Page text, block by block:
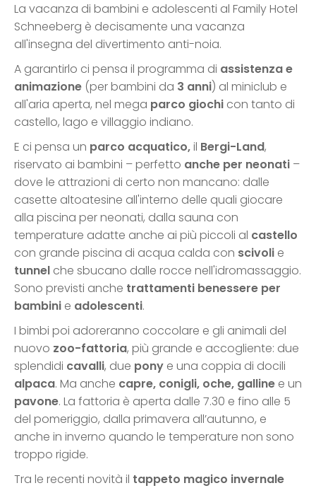
La vacanza di bambini e adolescenti al Family Hotel
Schneeberg è decisamente una vacanza
all'insegna del divertimento anti-noia.
A garantirlo ci pensa il programma di assistenza e
animazione (per bambini da 3 anni) al miniclub e
all'aria aperta, nel mega parco giochi con tanto di
castello, lago e villaggio indiano.
E ci pensa un parco acquatico,il Bergi-Land,
riservato ai bambini – perfetto anche per neonati –
dove le attrazioni di certo non mancano: dalle
casette altoatesine all'interno delle quali giocare
alla piscina per neonati, dalla sauna con
temperature adatte anche ai più piccoli al castello
con grande piscina di acqua calda con scivoli e
tunnel che sbucano dalle rocce nell'idromassaggio.
Sono previsti anche trattamenti benessere per
bambini e adolescenti.
I bimbi poi adoreranno coccolare e gli animali del
nuovo zoo-fattoria, più grande e accogliente: due
splendidi cavalli, due pony e una coppia di docili
alpaca. Ma anche capre, conigli, oche, galline e un
pavone. La fattoria è aperta dalle 7.30 e fino alle 5
del pomeriggio, dalla primavera all’autunno, e
anche in inverno quando le temperature non sono
troppo rigide.
Tra le recenti novità il tappeto magico invernale